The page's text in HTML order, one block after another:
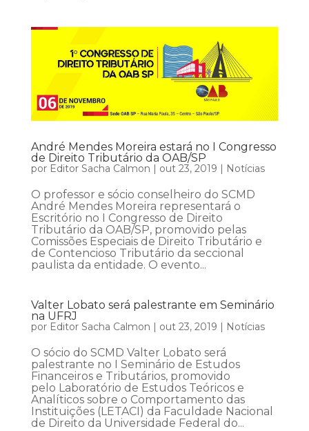
André Mendes Moreira estará no I Congresso
de Direito Tributário da OAB/SP
por Editor Sacha Calmon out 23, 2019 Notícias
O professor e sócio conselheiro do SCMD
André Mendes Moreira representará o
Escritório no I Congresso de Direito
Tributário da OAB/SP, promovido pelas
Comissões Especiais de Direito Tributário e
de Contencioso Tributário da seccional
paulista da entidade. O evento...
Valter Lobato será palestrante em Seminário
na UFRJ
por Editor Sacha Calmon out 23, 2019 Notícias
O sócio do SCMD Valter Lobato será
palestrante no I Seminário de Estudos
Financeiros e Tributários, promovido
pelo Laboratório de Estudos Teóricos e
Analíticos sobre o Comportamento das
Instituições (LETACI) da Faculdade Nacional
de Direito da Universidade Federal do...